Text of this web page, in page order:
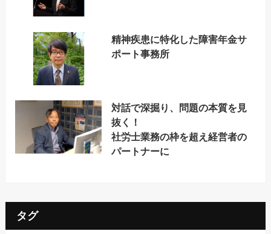
精神疾患に特化した障害年金サ
ポート事務所
対話で深掘り、問題の本質を見
抜く！
社労士業務の枠を超え経営者の
パートナーに
タグ